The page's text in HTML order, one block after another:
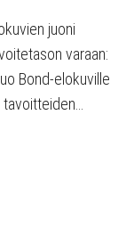
juoni
varaan:
Bond‑elokuville